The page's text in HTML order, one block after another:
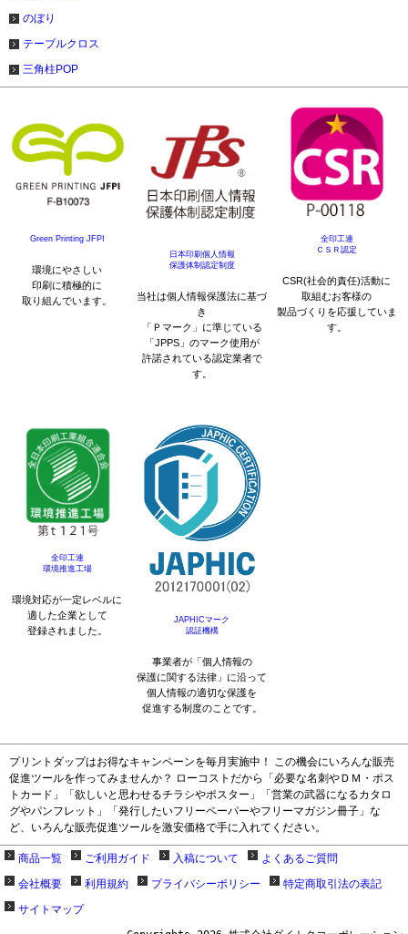
のぼり
テーブルクロス
三角柱POP
Green Printing JFPI
環境にやさしい
印刷に積極的に
取り組んでいます。
日本印刷個人情報
保護体制認定制度
当社は個人情報保護法に基づ
き
「Ｐマーク」に準じている
「JPPS」のマーク使用が
許諾されている認定業者で
す。
全印工連
ＣＳＲ認定
CSR(社会的責任)活動に
取組むお客様の
製品づくりを応援していま
す。
全印工連
環境推進工場
環境対応が一定レベルに
適した企業として
登録されました。
JAPHICマーク
認証機構
事業者が「個人情報の
保護に関する法律」に沿って
個人情報の適切な保護を
促進する制度のことです。
プリントダップはお得なキャンペーンを毎月実施中！ この機会にいろんな販売
促進ツールを作ってみませんか？ ローコストだから「必要な名刺やＤＭ・ポス
トカード」「欲しいと思わせるチラシやポスター」「営業の武器になるカタロ
グやパンフレット」「発行したいフリーペーパーやフリーマガジン冊子」な
ど、いろんな販売促進ツールを激安価格で手に入れてください。
商品一覧 ご利用ガイド 入稿について
よくあるご質問
会社概要
利用規約 プライバシーポリシー
特定商取引法の表記
サイトマップ